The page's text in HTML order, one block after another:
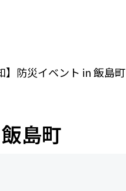
】防災イベント in 飯島町
島町